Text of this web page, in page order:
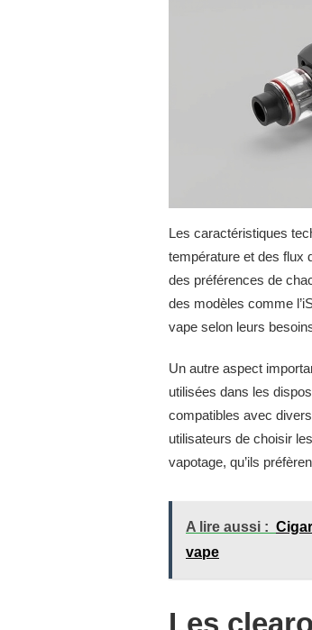
Les caractéristiques
température et des flux
des préférences de
des modèles comme
vape selon leurs
Un autre aspect
utilisées dans les
compatibles avec
utilisateurs de choisir
vapotage, qu’ils
A lire aussi :
vape